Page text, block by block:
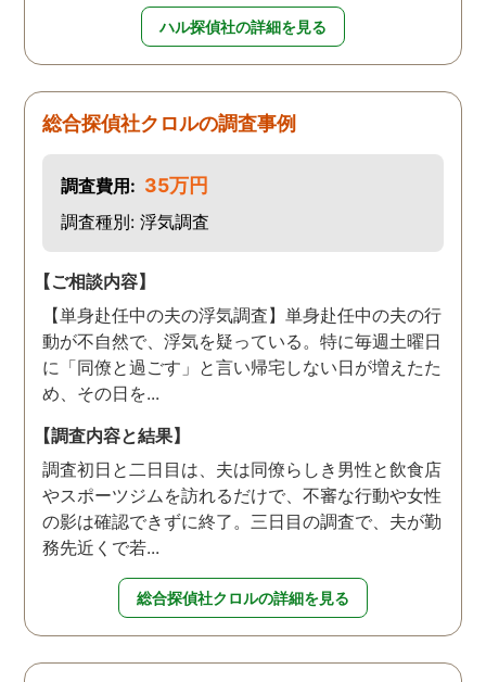
ハル探偵社の詳細を見る
総合探偵社クロルの調査事例
調査費用: 35万円
調査種別: 浮気調査
【ご相談内容】
【単身赴任中の夫の浮気調査】単身赴任中の夫の行
動が不自然で、浮気を疑っている。特に毎週土曜日
に「同僚と過ごす」と言い帰宅しない日が増えたた
め、その日を...
【調査内容と結果】
調査初日と二日目は、夫は同僚らしき男性と飲食店
やスポーツジムを訪れるだけで、不審な行動や女性
の影は確認できずに終了。三日目の調査で、夫が勤
務先近くで若...
総合探偵社クロルの詳細を見る